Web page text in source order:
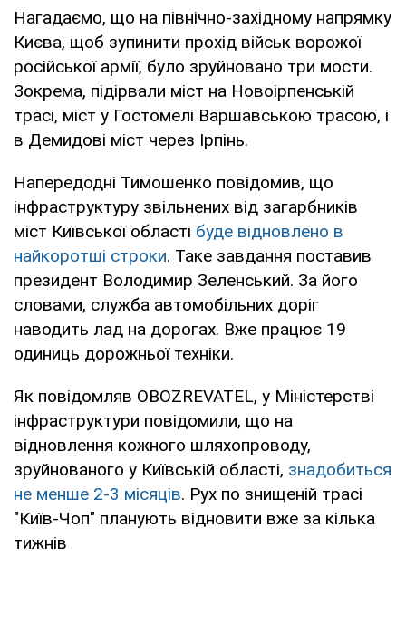
Нагадаємо, що на північно-західному напрямку
Києва, щоб зупинити прохід військ ворожої
російської армії, було зруйновано три мости.
Зокрема, підірвали міст на Новоірпенській
трасі, міст у Гостомелі Варшавською трасою, і
в Демидові міст через Ірпінь.
Напередодні Тимошенко повідомив, що
інфраструктуру звільнених від загарбників
міст Київської області буде відновлено в
найкоротші строки. Таке завдання поставив
президент Володимир Зеленський. За його
словами, служба автомобільних доріг
наводить лад на дорогах. Вже працює 19
одиниць дорожньої техніки.
Як повідомляв OBOZREVATEL, у Міністерстві
інфраструктури повідомили, що на
відновлення кожного шляхопроводу,
зруйнованого у Київській області, знадобиться
не менше 2-3 місяців. Рух по знищеній трасі
"Київ-Чоп" планують відновити вже за кілька
тижнів